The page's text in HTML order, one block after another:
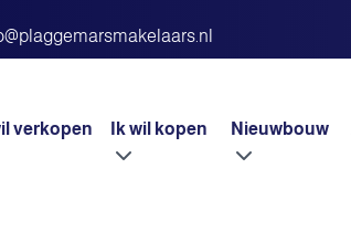
verkopen Ik wil kopen Nieuwbouw